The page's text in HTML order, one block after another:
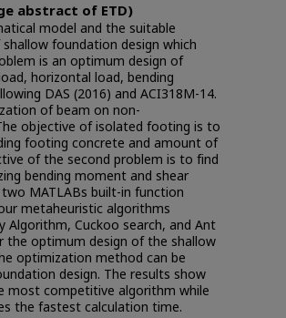
abstract of ETD)
model and the suitable
foundation design which
is an optimum design of
horizontal load, bending
DAS (2016) and ACI318M-14.
of beam on non-
objective of isolated footing is to
footing concrete and amount of
of the second problem is to find
bending moment and shear
MATLABs built-in function
metaheuristic algorithms
Algorithm, Cuckoo search, and Ant
optimum design of the shallow
optimization method can be
design. The results show
most competitive algorithm while
the fastest calculation time.